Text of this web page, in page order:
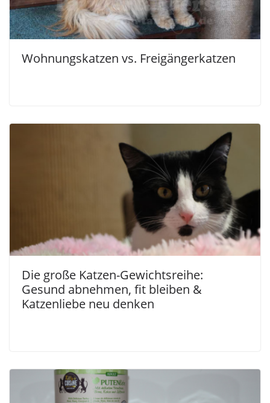
Wohnungskatzen vs. Freigängerkatzen
Die große Katzen-Gewichtsreihe:
Gesund abnehmen, fit bleiben &
Katzenliebe neu denken